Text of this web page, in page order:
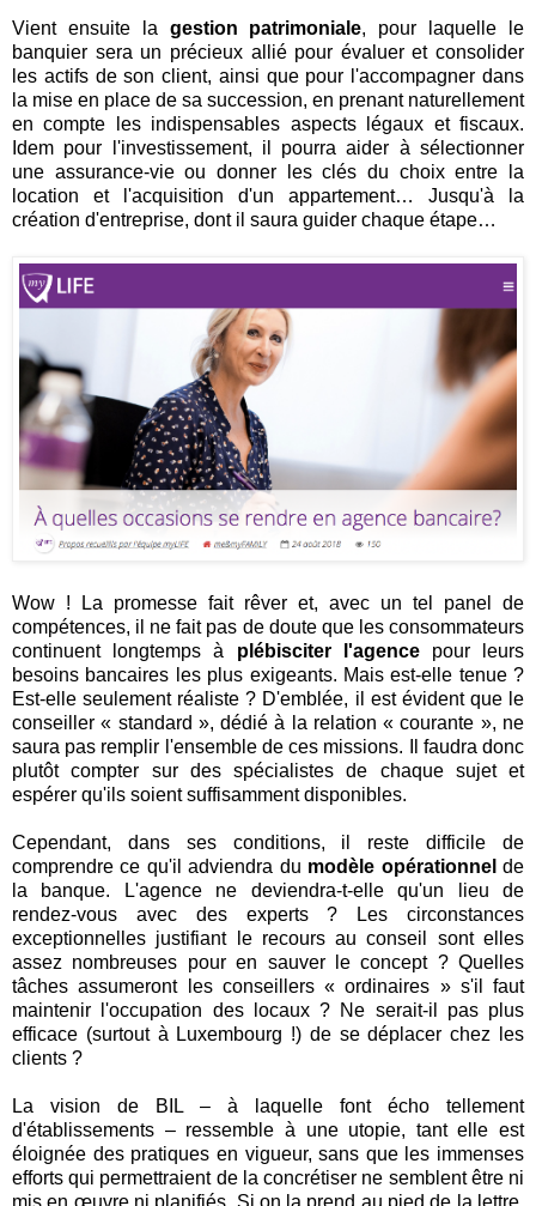
Vient ensuite la gestion patrimoniale, pour laquelle le
banquier sera un précieux allié pour évaluer et consolider
les actifs de son client, ainsi que pour l'accompagner dans
la mise en place de sa succession, en prenant naturellement
en compte les indispensables aspects légaux et fiscaux.
Idem pour l'investissement, il pourra aider à sélectionner
une assurance-vie ou donner les clés du choix entre la
location et l'acquisition d'un appartement… Jusqu'à la
création d'entreprise, dont il saura guider chaque étape…
Wow ! La promesse fait rêver et, avec un tel panel de
compétences, il ne fait pas de doute que les consommateurs
continuent longtemps à plébisciter l'agencepour leurs
besoins bancaires les plus exigeants. Mais est-elle tenue ?
Est-elle seulement réaliste ? D'emblée, il est évident que le
conseiller « standard », dédié à la relation « courante », ne
saura pas remplir l'ensemble de ces missions. Il faudra donc
plutôt compter sur des spécialistes de chaque sujet et
espérer qu'ils soient suffisamment disponibles.
Cependant, dans ses conditions, il reste difficile de
comprendre ce qu'il adviendra du modèle opérationnel de
la banque. L'agence ne deviendra-t-elle qu'un lieu de
rendez-vous avec des experts ? Les circonstances
exceptionnelles justifiant le recours au conseil sont elles
assez nombreuses pour en sauver le concept ? Quelles
tâches assumeront les conseillers « ordinaires » s'il faut
maintenir l'occupation des locaux ? Ne serait-il pas plus
efficace (surtout à Luxembourg !) de se déplacer chez les
clients ?
La vision de BIL – à laquelle font écho tellement
d'établissements – ressemble à une utopie, tant elle est
éloignée des pratiques en vigueur, sans que les immenses
efforts qui permettraient de la concrétiser ne semblent être ni
mis en œuvre ni planifiés. Si on la prend au pied de la lettre,